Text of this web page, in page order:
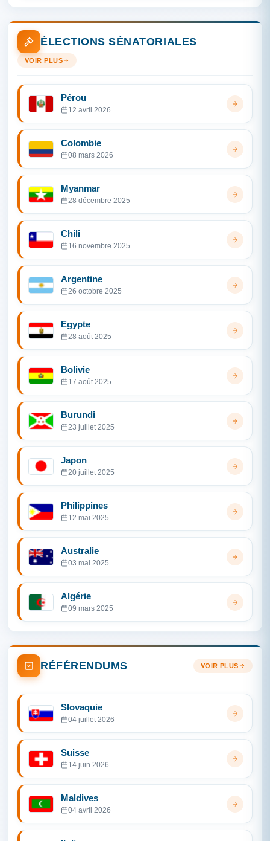
ÉLECTIONS SÉNATORIALES
VOIR PLUS
Pérou
12 avril 2026
Colombie
08 mars 2026
Myanmar
28 décembre 2025
Chili
16 novembre 2025
Argentine
26 octobre 2025
Egypte
28 août 2025
Bolivie
17 août 2025
Burundi
23 juillet 2025
Japon
20 juillet 2025
Philippines
12 mai 2025
Australie
03 mai 2025
Algérie
09 mars 2025
RÉFÉRENDUMS VOIR PLUS
Slovaquie
04 juillet 2026
Suisse
14 juin 2026
Maldives
04 avril 2026